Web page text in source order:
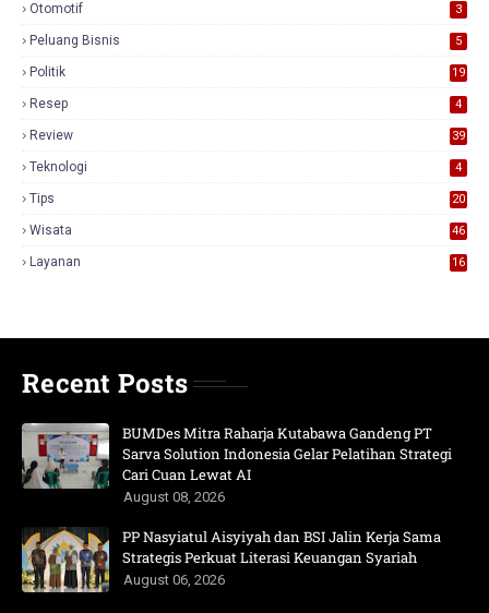
Otomotif 3
Peluang Bisnis 5
Politik 19
Resep 4
Review
39
Teknologi 4
Tips 20
Wisata 46
Layanan 16
Recent Posts
BUMDes Mitra Raharja Kutabawa Gandeng PT
Sarva Solution Indonesia Gelar Pelatihan Strategi
Cari Cuan Lewat AI
August 08, 2026
PP Nasyiatul Aisyiyah dan BSI Jalin Kerja Sama
Strategis Perkuat Literasi Keuangan Syariah
August 06, 2026